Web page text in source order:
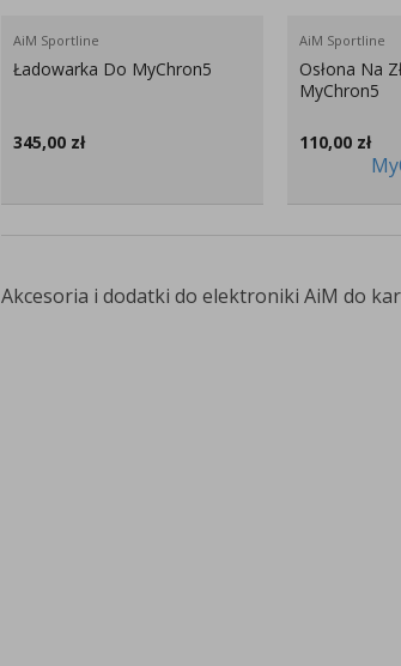
AiM Sportline
Ładowarka Do MyChron5
345,00 zł
AiM Sportline
Osłona Na
MyChron5
110,00 zł
Akcesoria i dodatki do elektroniki AiM do